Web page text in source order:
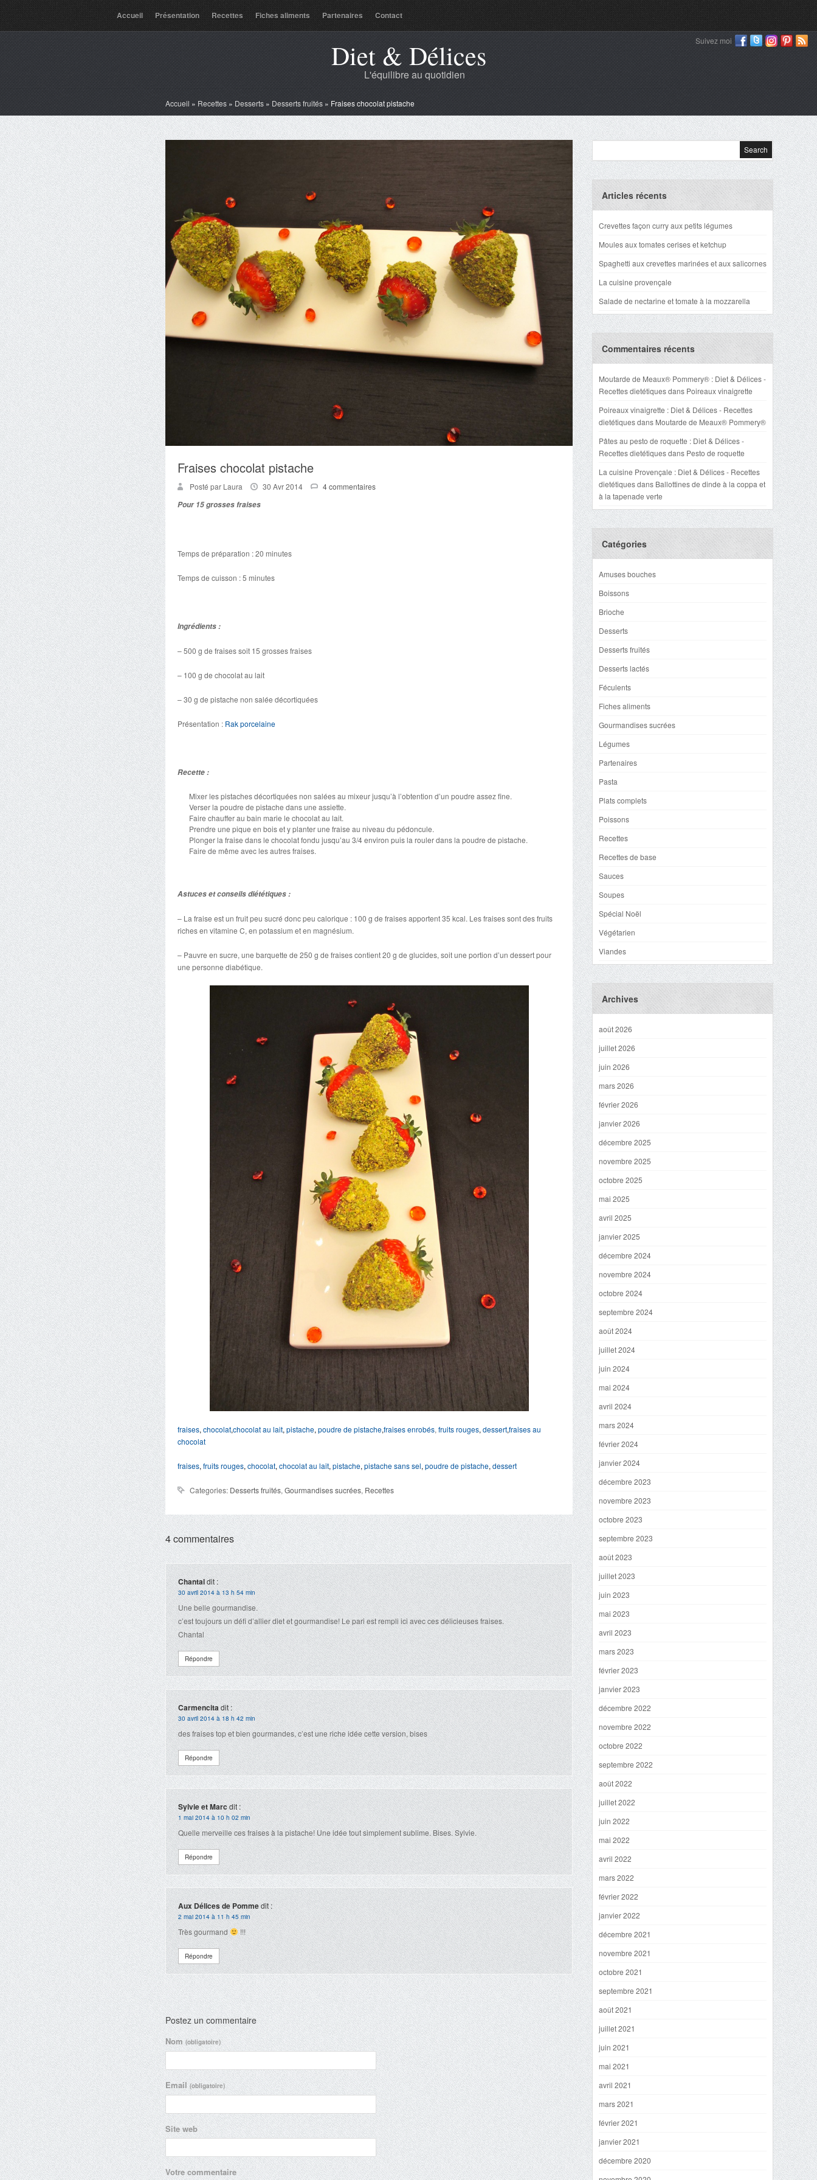
Accueil Présentation Recettes Fiches aliments Partenaires Contact
Suivez moi
Diet & Délices
L'équilibre au quotidien
Accueil » Recettes » Desserts » Desserts fruités » Fraises chocolat pistache
Fraises chocolat pistache
Posté par Laura 30 Avr 2014
4 commentaires
Pour 15 grosses fraises
Temps de préparation : 20 minutes
Temps de cuisson : 5 minutes
Ingrédients :
– 500 g de fraises soit 15 grosses fraises
– 100 g de chocolat au lait
– 30 g de pistache non salée décortiquées
Présentation : Rak porcelaine
Recette :
Mixer les pistaches décortiquées non salées au mixeur jusqu’à l’obtention d’un poudre assez fine.
Verser la poudre de pistache dans une assiette.
Faire chauffer au bain marie le chocolat au lait.
Prendre une pique en bois et y planter une fraise au niveau du pédoncule.
Plonger la fraise dans le chocolat fondu jusqu’au 3/4 environ puis la rouler dans la poudre de pistache.
Faire de même avec les autres fraises.
Astuces et conseils diététiques :
– La fraise est un fruit peu sucré donc peu calorique : 100 g de fraises apportent 35 kcal. Les fraises sont des fruits
riches en vitamine C, en potassium et en magnésium.
– Pauvre en sucre, une barquette de 250 g de fraises contient 20 g de glucides, soit une portion d’un dessert pour
une personne diabétique.
fraises, chocolat,chocolat au lait, pistache, poudre de pistache,fraises enrobés, fruits rouges, dessert,fraises au
chocolat
fraises, fruits rouges, chocolat, chocolat au lait, pistache, pistache sans sel, poudre de pistache, dessert
Categories: Desserts fruités, Gourmandises sucrées, Recettes
4 commentaires
Chantaldit :
30 avril 2014 à 13 h 54 min
Une belle gourmandise.
c’est toujours un défi d’allier diet et gourmandise! Le pari est rempli ici avec ces délicieuses fraises.
Chantal
Répondre
Carmencitadit :
30 avril 2014 à 18 h 42 min
des fraises top et bien gourmandes, c’est une riche idée cette version, bises
Répondre
Sylvie et Marcdit :
1 mai 2014 à 10 h 02 min
Quelle merveille ces fraises à la pistache! Une idée tout simplement sublime. Bises. Sylvie.
Répondre
Aux Délices de Pommedit :
2 mai 2014 à 11 h 45 min
Très gourmand !!!
Répondre
Postez un commentaire
Nom(obligatoire)
Email(obligatoire)
Site web
Votre commentaire
Articles récents
Crevettes façon curry aux petits légumes
Moules aux tomates cerises et ketchup
Spaghetti aux crevettes marinées et aux salicornes
La cuisine provençale
Salade de nectarine et tomate à la mozzarella
Commentaires récents
Moutarde de Meaux® Pommery® : Diet & Délices -
Recettes dietétiquesdans Poireaux vinaigrette
Poireaux vinaigrette : Diet & Délices - Recettes
dietétiquesdans Moutarde de Meaux® Pommery®
Pâtes au pesto de roquette : Diet & Délices -
Recettes dietétiquesdans Pesto de roquette
La cuisine Provençale : Diet & Délices - Recettes
dietétiquesdans Ballottines de dinde à la coppa et
à la tapenade verte
Catégories
Amuses bouches
Boissons
Brioche
Desserts
Desserts fruités
Desserts lactés
Féculents
Fiches aliments
Gourmandises sucrées
Légumes
Partenaires
Pasta
Plats complets
Poissons
Recettes
Recettes de base
Sauces
Soupes
Spécial Noël
Végétarien
Viandes
Archives
août 2026
juillet 2026
juin 2026
mars 2026
février 2026
janvier 2026
décembre 2025
novembre 2025
octobre 2025
mai 2025
avril 2025
janvier 2025
décembre 2024
novembre 2024
octobre 2024
septembre 2024
août 2024
juillet 2024
juin 2024
mai 2024
avril 2024
mars 2024
février 2024
janvier 2024
décembre 2023
novembre 2023
octobre 2023
septembre 2023
août 2023
juillet 2023
juin 2023
mai 2023
avril 2023
mars 2023
février 2023
janvier 2023
décembre 2022
novembre 2022
octobre 2022
septembre 2022
août 2022
juillet 2022
juin 2022
mai 2022
avril 2022
mars 2022
février 2022
janvier 2022
décembre 2021
novembre 2021
octobre 2021
septembre 2021
août 2021
juillet 2021
juin 2021
mai 2021
avril 2021
mars 2021
février 2021
janvier 2021
décembre 2020